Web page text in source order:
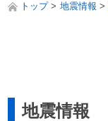
トップ 地震情報
地震情報